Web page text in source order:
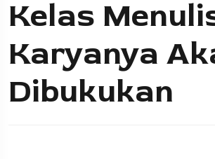
Kelas
Karyanya
Dibukukan